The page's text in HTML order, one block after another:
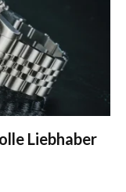
Liebhaber